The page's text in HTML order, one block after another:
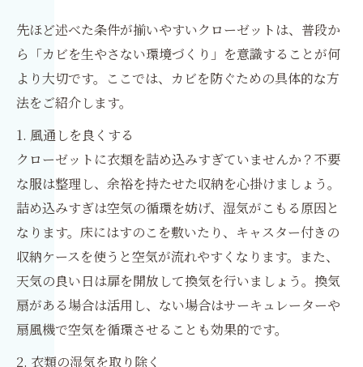
先ほど述べた条件が揃いやすいクローゼットは、普段か
ら「カビを生やさない環境づくり」を意識することが何
より大切です。ここでは、カビを防ぐための具体的な方
法をご紹介します。
1. 風通しを良くする
クローゼットに衣類を詰め込みすぎていませんか？不要
な服は整理し、余裕を持たせた収納を心掛けましょう。
詰め込みすぎは空気の循環を妨げ、湿気がこもる原因と
なります。床にはすのこを敷いたり、キャスター付きの
収納ケースを使うと空気が流れやすくなります。また、
天気の良い日は扉を開放して換気を行いましょう。換気
扇がある場合は活用し、ない場合はサーキュレーターや
扇風機で空気を循環させることも効果的です。
2. 衣類の湿気を取り除く